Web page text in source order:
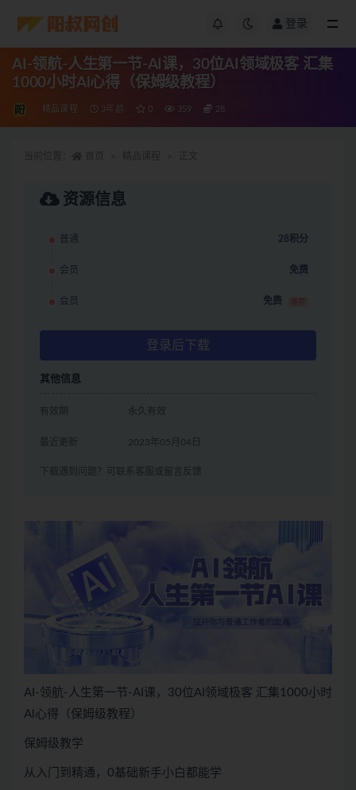
登录
AI-领航-人生第一节-AI课，30位AI领域极客 汇集
1000小时Al心得（保姆级教程）
精品课程 3年前 0 359 28
资源信息
普通 28积分
会员 免费
会员 免费 推荐
登录后下载
其他信息
有效期 永久有效
最近更新 2023年05月04日
下载遇到问题？可联系客服或留言反馈
AI-领航-人生第一节-AI课，30位AI领域极客 汇集1000小时
Al心得（保姆级教程）
保姆级教学
从入门到精通，0基础新手小白都能学